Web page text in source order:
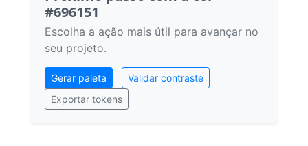
#696151
Escolha a ação mais útil para avançar no
seu projeto.
Gerar paleta
Validar contraste
Exportar tokens